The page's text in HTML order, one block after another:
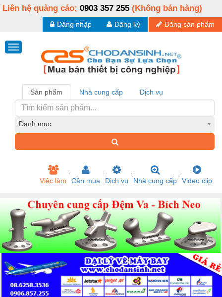
Liên hệ quảng cáo: 0903 357 255 (Không bán hàng)
Đăng sản phẩm
Đăng ký
Đăng nhập
Sản phẩm Nhà cung cấp Dịch vụ
Danh mục
Việc làm Cần mua Dịch vụ Nhà cung cấp Video clip